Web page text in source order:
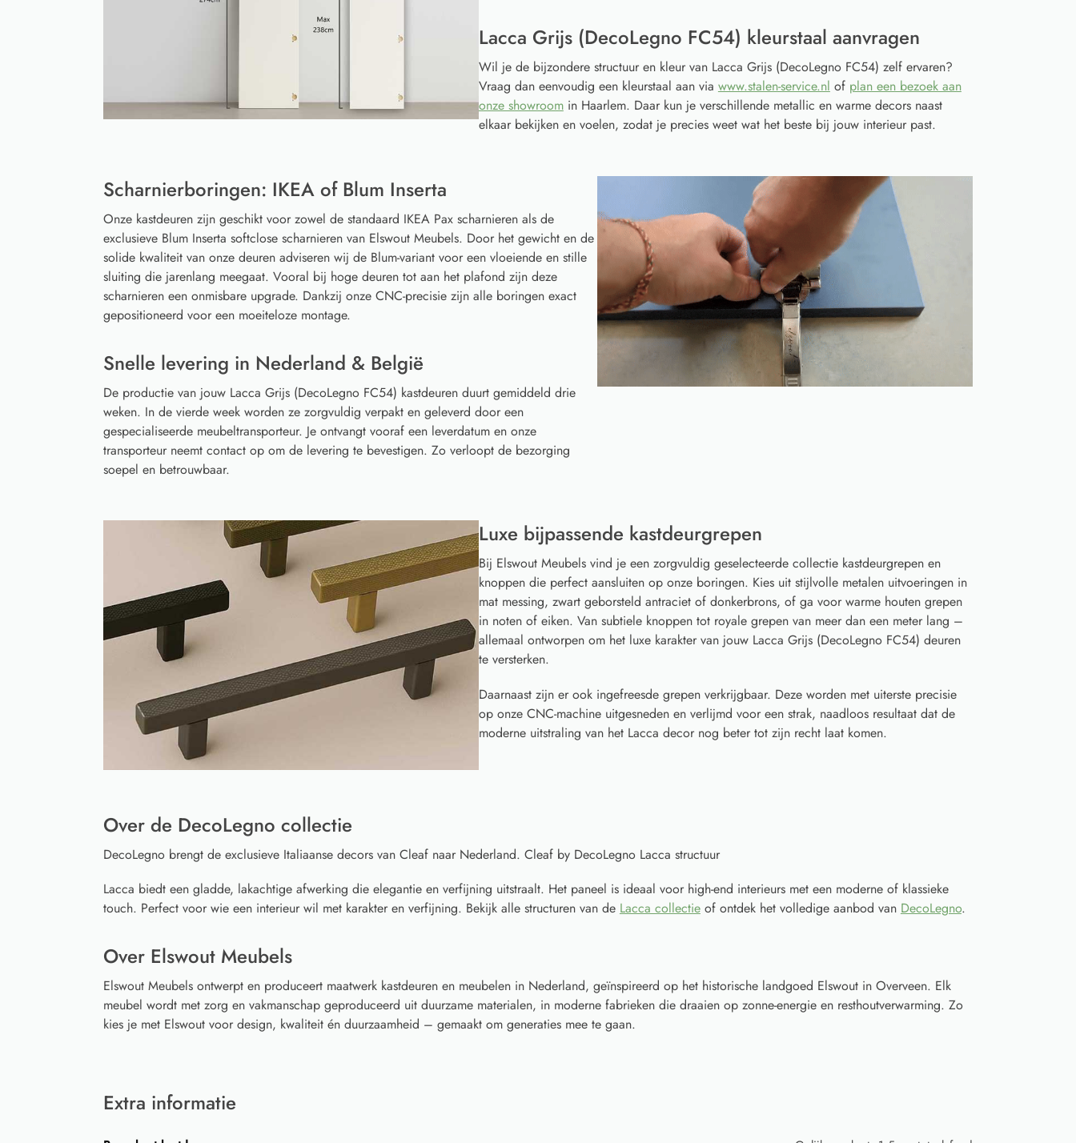
Lacca Grijs (DecoLegno FC54) kleurstaal aanvragen
Wil je de bijzondere structuur en kleur van Lacca Grijs (DecoLegno FC54) zelf ervaren?
Vraag dan eenvoudig een kleurstaal aan via www.stalen-service.nl of plan een bezoek aan
onze showroomin Haarlem. Daar kun je verschillende metallic en warme decors naast
elkaar bekijken en voelen, zodat je precies weet wat het beste bij jouw interieur past.
Scharnierboringen: IKEA of Blum Inserta
Onze kastdeuren zijn geschikt voor zowel de standaard IKEA Pax scharnieren als de
exclusieve Blum Inserta softclose scharnieren van Elswout Meubels. Door het gewicht en de
solide kwaliteit van onze deuren adviseren wij de Blum-variant voor een vloeiende en stille
sluiting die jarenlang meegaat. Vooral bij hoge deuren tot aan het plafond zijn deze
scharnieren een onmisbare upgrade. Dankzij onze CNC-precisie zijn alle boringen exact
gepositioneerd voor een moeiteloze montage.
Snelle levering in Nederland & België
De productie van jouw Lacca Grijs (DecoLegno FC54) kastdeuren duurt gemiddeld drie
weken. In de vierde week worden ze zorgvuldig verpakt en geleverd door een
gespecialiseerde meubeltransporteur. Je ontvangt vooraf een leverdatum en onze
transporteur neemt contact op om de levering te bevestigen. Zo verloopt de bezorging
soepel en betrouwbaar.
Luxe bijpassende kastdeurgrepen
Bij Elswout Meubels vind je een zorgvuldig geselecteerde collectie kastdeurgrepen en
knoppen die perfect aansluiten op onze boringen. Kies uit stijlvolle metalen uitvoeringen in
mat messing, zwart geborsteld antraciet of donkerbrons, of ga voor warme houten grepen
in noten of eiken. Van subtiele knoppen tot royale grepen van meer dan een meter lang –
allemaal ontworpen om het luxe karakter van jouw Lacca Grijs (DecoLegno FC54) deuren
te versterken.
Daarnaast zijn er ook ingefreesde grepen verkrijgbaar. Deze worden met uiterste precisie
op onze CNC-machine uitgesneden en verlijmd voor een strak, naadloos resultaat dat de
moderne uitstraling van het Lacca decor nog beter tot zijn recht laat komen.
Over de DecoLegno collectie
DecoLegno brengt de exclusieve Italiaanse decors van Cleaf naar Nederland. Cleaf by DecoLegno Lacca structuur
Lacca biedt een gladde, lakachtige afwerking die elegantie en verfijning uitstraalt. Het paneel is ideaal voor high-end interieurs met een moderne of klassieke
touch. Perfect voor wie een interieur wil met karakter en verfijning. Bekijk alle structuren van de Lacca collectieof ontdek het volledige aanbod van DecoLegno.
Over Elswout Meubels
Elswout Meubels ontwerpt en produceert maatwerk kastdeuren en meubelen in Nederland, geïnspireerd op het historische landgoed Elswout in Overveen. Elk
meubel wordt met zorg en vakmanschap geproduceerd uit duurzame materialen, in moderne fabrieken die draaien op zonne-energie en resthoutverwarming. Zo
kies je met Elswout voor design, kwaliteit én duurzaamheid – gemaakt om generaties mee te gaan.
Extra informatie